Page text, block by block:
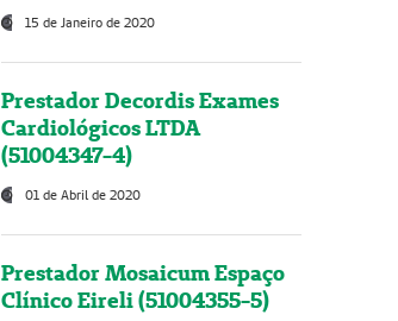
15 de Janeiro de 2020
Prestador Decordis Exames
Cardiológicos LTDA
(51004347-4)
01 de Abril de 2020
Prestador Mosaicum Espaço
Clínico Eireli (51004355-5)